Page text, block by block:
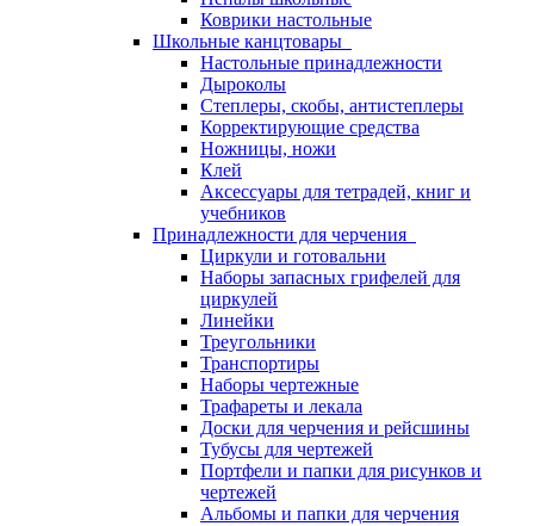
Коврики настольные
Школьные канцтовары
Настольные принадлежности
Дыроколы
Степлеры, скобы, антистеплеры
Корректирующие средства
Ножницы, ножи
Клей
Аксессуары для тетрадей, книг и
учебников
Принадлежности для черчения
Циркули и готовальни
Наборы запасных грифелей для
циркулей
Линейки
Треугольники
Транспортиры
Наборы чертежные
Трафареты и лекала
Доски для черчения и рейсшины
Тубусы для чертежей
Портфели и папки для рисунков и
чертежей
Альбомы и папки для черчения